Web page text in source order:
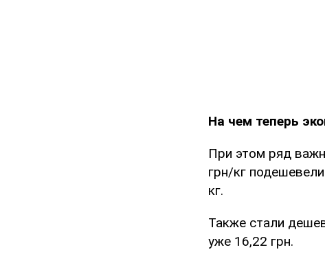
На чем теперь
При этом ряд
грн/кг
кг.
Также стали
уже 16,22 грн.